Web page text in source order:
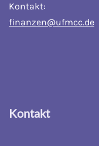
Kontakt:
finanzen@ufmcc.de
Kontakt